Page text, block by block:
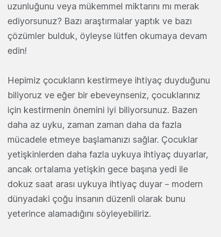
uzunluğunu veya mükemmel miktarını mı merak
ediyorsunuz? Bazı araştırmalar yaptık ve bazı
çözümler bulduk, öyleyse lütfen okumaya devam
edin!
Hepimiz çocukların kestirmeye ihtiyaç duyduğunu
biliyoruz ve eğer bir ebeveynseniz, çocuklarınız
için kestirmenin önemini iyi biliyorsunuz. Bazen
daha az uyku, zaman zaman daha da fazla
mücadele etmeye başlamanızı sağlar. Çocuklar
yetişkinlerden daha fazla uykuya ihtiyaç duyarlar,
ancak ortalama yetişkin gece başına yedi ile
dokuz saat arası uykuya ihtiyaç duyar – modern
dünyadaki çoğu insanın düzenli olarak bunu
yeterince alamadığını söyleyebiliriz.